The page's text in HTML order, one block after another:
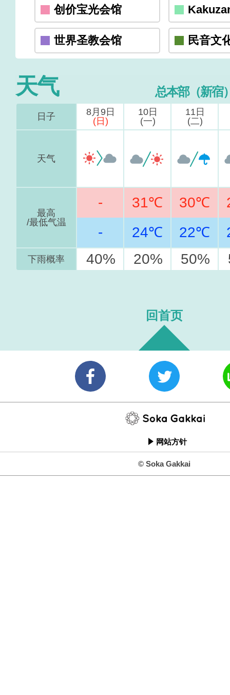
创价宝光会馆
世界圣教会馆 民音文
天气 总本部（新宿
日子
8月9日
(日)
10日
(一)
11日
(二)
天气
最高
/最低气温
-
-
31℃
24℃
30℃
22℃
下雨概率 40% 20% 50%
回首页
网站方针
© Soka Gakkai